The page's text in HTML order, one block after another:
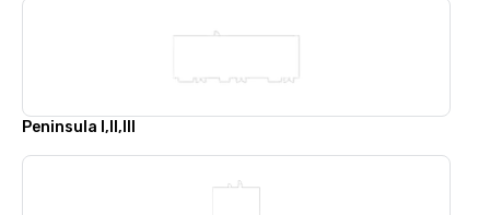
Peninsula I,II,III